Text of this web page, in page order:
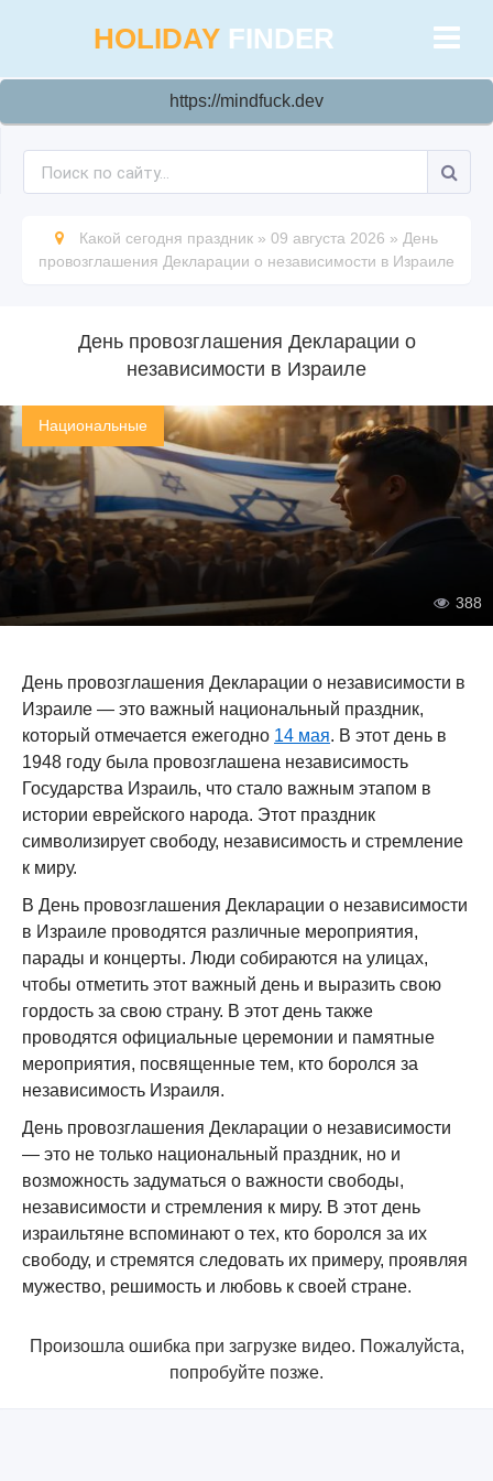
HOLIDAY FINDER
https://mindfuck.dev
Какой сегодня праздник » 09 августа 2026 » День
провозглашения Декларации о независимости в Израиле
День провозглашения Декларации о
независимости в Израиле
Национальные
388
День провозглашения Декларации о независимости в
Израиле — это важный национальный праздник,
который отмечается ежегодно 14 мая. В этот день в
1948 году была провозглашена независимость
Государства Израиль, что стало важным этапом в
истории еврейского народа. Этот праздник
символизирует свободу, независимость и стремление
к миру.
В День провозглашения Декларации о независимости
в Израиле проводятся различные мероприятия,
парады и концерты. Люди собираются на улицах,
чтобы отметить этот важный день и выразить свою
гордость за свою страну. В этот день также
проводятся официальные церемонии и памятные
мероприятия, посвященные тем, кто боролся за
независимость Израиля.
День провозглашения Декларации о независимости
— это не только национальный праздник, но и
возможность задуматься о важности свободы,
независимости и стремления к миру. В этот день
израильтяне вспоминают о тех, кто боролся за их
свободу, и стремятся следовать их примеру, проявляя
мужество, решимость и любовь к своей стране.
Произошла ошибка при загрузке видео. Пожалуйста,
попробуйте позже.